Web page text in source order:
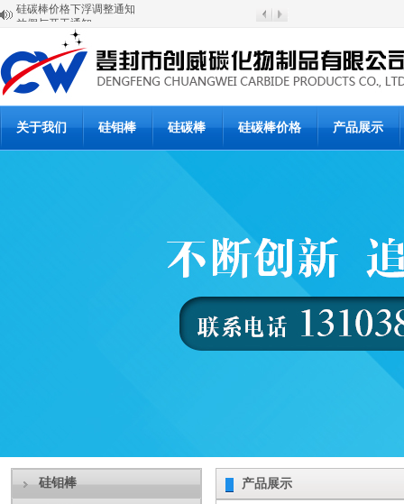
放假与开工通知
硅碳棒涨价通知
登封市创威高温材料有限公司
6月20日硅碳棒批发价格
6月19日硅碳棒价格
硅碳棒使用说明书
硅碳棒停产通知
硅碳棒价格下浮调整通知
关于我们 硅钼棒 硅碳棒 硅碳棒价格 产品展示
硅钼棒 产品展示